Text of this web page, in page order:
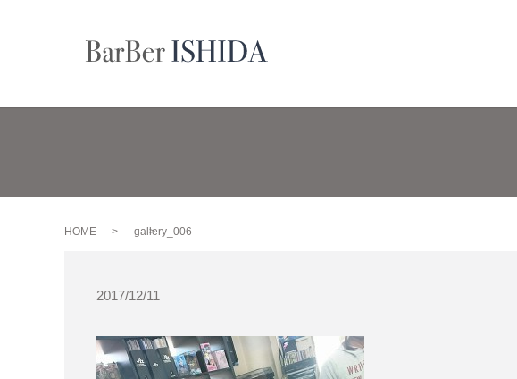
HOME gallery_006
2017/12/11